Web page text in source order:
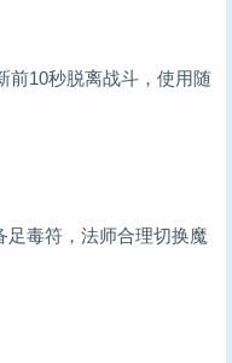
前10秒脱离战斗，使用随
足毒符，法师合理切换魔